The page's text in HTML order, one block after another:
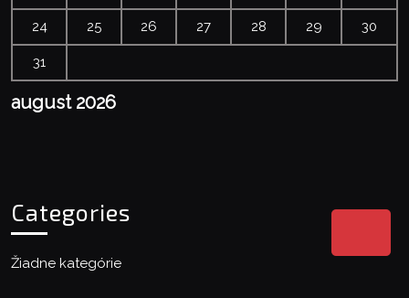
to
august 2026
24 25 26 27 28 29 30
31
Categories
Žiadne kategórie